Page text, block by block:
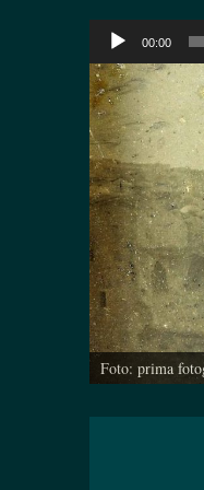
Player
audio
00:00
Foto: prima